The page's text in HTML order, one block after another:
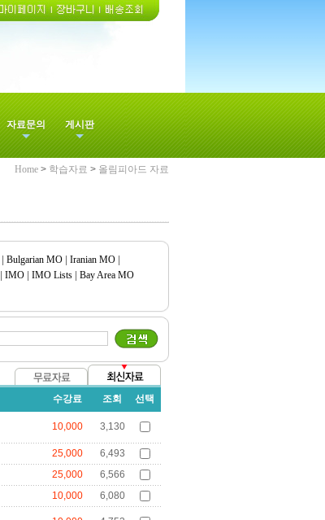
자료문의 게시판
Home > 학습자료 > 올림피아드 자료
Bulgarian MO Iranian MO
IMO IMO Lists
Bay Area MO
수강료 조회 선택
10,000 3,130
25,000
6,493
25,000
6,566
10,000 6,080